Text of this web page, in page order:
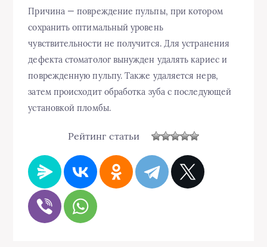
Причина — повреждение пульпы, при котором
сохранить оптимальный уровень
чувствительности не получится. Для устранения
дефекта стоматолог вынужден удалять кариес и
поврежденную пульпу. Также удаляется нерв,
затем происходит обработка зуба с последующей
установкой пломбы.
Рейтинг статьи